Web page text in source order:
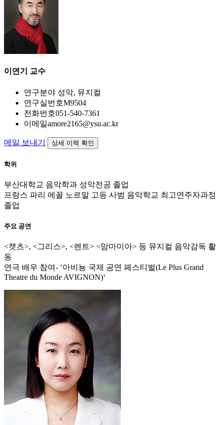
이연기 교수
연구분야 성악, 뮤지컬
연구실번호M9504
전화번호051-540-7361
이메일amore2165@ysu.ac.kr
메일 보내기 상세 이력 확인
학위
부산대학교 음악학과 성악전공 졸업
프랑스 파리 에꼴 노르말 고등 사범 음악학교 최고연주자과정
졸업
주요 공연
<캣츠>, <그리스>, <렌트> <맘마미아> 등 뮤지컬 음악감독 활
동
연극 배우 참여- ‘아비뇽 국제 공연 페스티벌(Le Plus Grand
Theatre du Monde AVIGNON)‘